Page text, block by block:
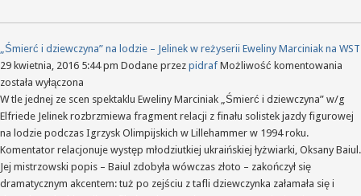
„Śmierć i dziewczyna” na lodzie – Jelinek w reżyserii Eweliny Marciniak na WST
29 kwietnia, 2016 5:44 pm Dodane przez pidraf Możliwość komentowania
na
–
została wyłączona
W tle jednej ze scen spektaklu Eweliny Marciniak „Śmierć i dziewczyna” w/g
Elfriede Jelinek rozbrzmiewa fragment relacji z finału solistek jazdy figurowej
na lodzie podczas Igrzysk Olimpijskich w Lillehammer w 1994 roku.
Komentator relacjonuje występ młodziutkiej ukraińskiej łyżwiarki, Oksany Baiul.
Jej mistrzowski popis – Baiul zdobyła wówczas złoto – zakończył się
dramatycznym akcentem: tuż po zejściu z tafli dziewczynka załamała się i